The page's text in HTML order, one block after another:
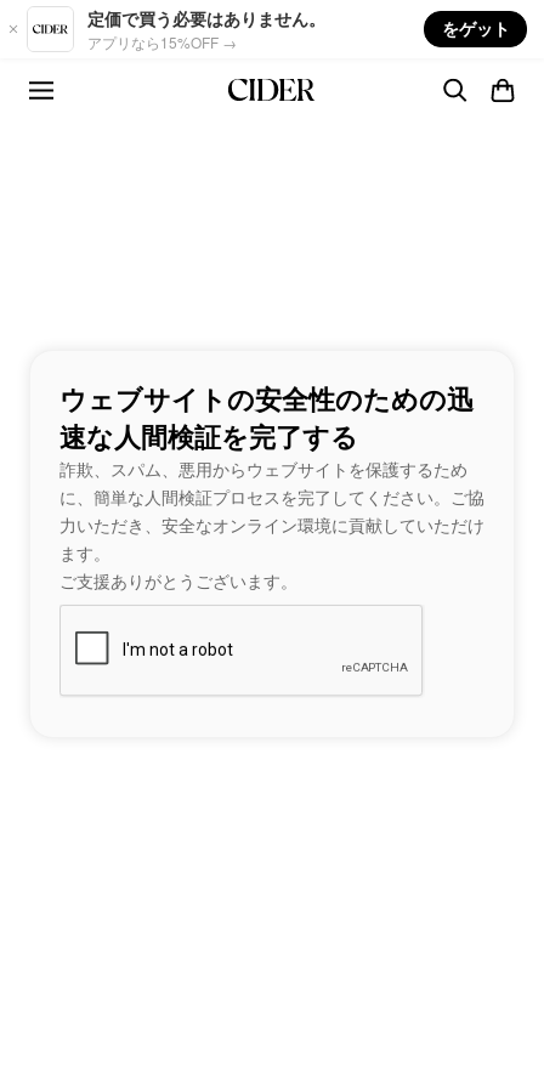
Skip to main content
定価で買う必要はありません。
アプリなら15%OFF →
をゲット
ウェブサイトの安全性のための迅
速な人間検証を完了する
詐欺、スパム、悪用からウェブサイトを保護するため
に、簡単な人間検証プロセスを完了してください。ご協
力いただき、安全なオンライン環境に貢献していただけ
ます。
ご支援ありがとうございます。